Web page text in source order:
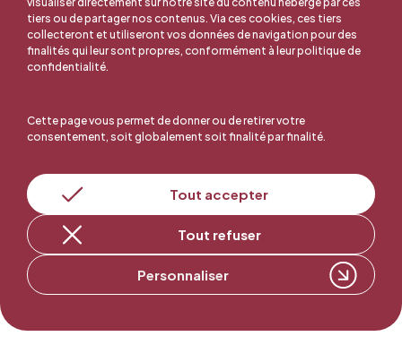
tiers ou de partager nos contenus. Via ces cookies, ces tiers
collecteront et utiliseront vos données de navigation pour des
finalités qui leur sont propres, conformément à leur politique de
confidentialité.
Cette page vous permet de donner ou de retirer votre
consentement, soit globalement soit finalité par finalité.
Tout accepter
Tout refuser
Personnaliser
En ligne, c'est facile !
Adhérer au SNEA